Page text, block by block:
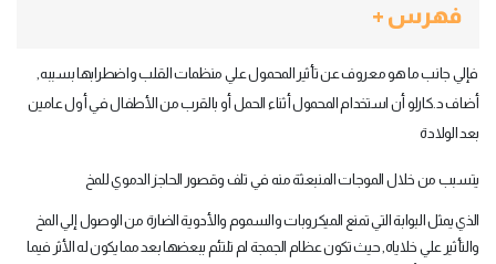
فهرس +
‏ فإلي جانب ما هو معروف عن تأثير المحمول علي منظمات القلب واضطرابها بسببه‏,‏
أضاف د‏.‏كارلو أن استخدام المحمول أثناء الحمل أو بالقرب من الأطفال في أول عامين
بعد الولادة
يتسبب من خلال الموجات المنبعثة منه في تلف وقصور الحاجز الدموي للمخ
الذي يمثل البوابة التي تمنع الميكروبات والسموم والأدوية الضارة من الوصول إلي المخ
والتأثير علي خلاياه‏,‏ حيث تكون عظام الجمجة لم تلتئم ببعضها بعد مما يكون له الأثر فيما